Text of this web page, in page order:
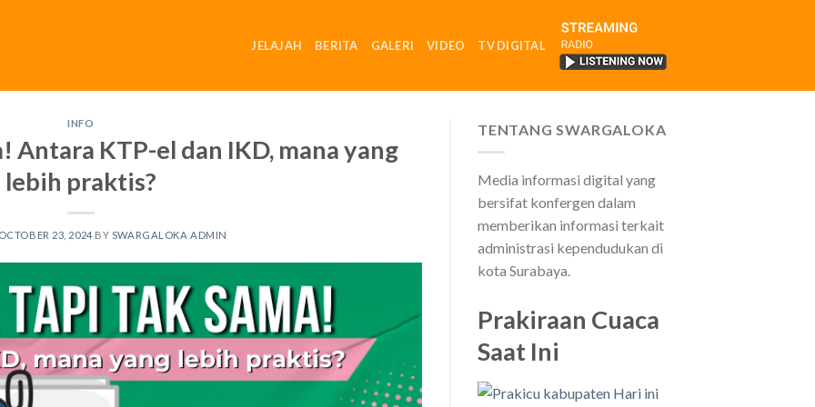
JELAJAH BERITA GALERI VIDEO TV DIGITAL RADIO
INFO
Antara KTP-el dan IKD, mana yang
lebih praktis?
OCTOBER 23, 2024 BY SWARGALOKA ADMIN
TENTANG SWARGALOKA
Media informasi digital yang
bersifat konfergen dalam
memberikan informasi terkait
administrasi kependudukan di
kota Surabaya.
Prakiraan Cuaca
Saat Ini